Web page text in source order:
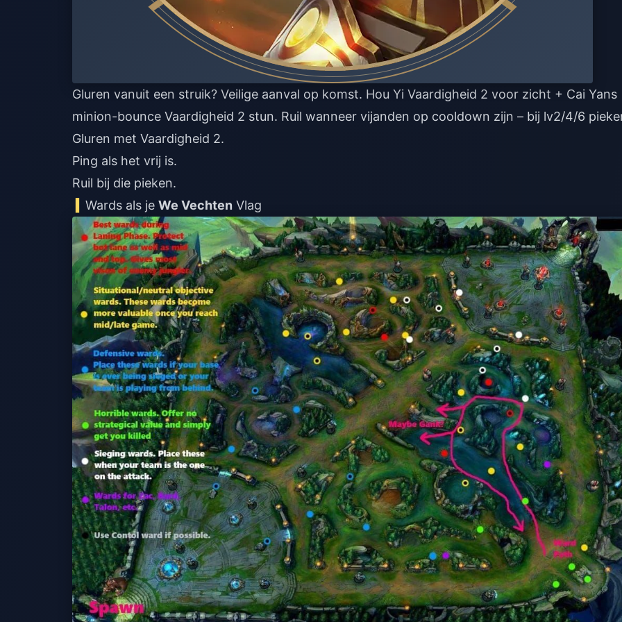
Gluren vanuit een struik? Veilige aanval op komst. Hou Yi Vaardigheid 2 voor zicht + Cai Yans
minion-bounce Vaardigheid 2 stun. Ruil wanneer vijanden op cooldown zijn – bij lv2/4/6
Gluren met Vaardigheid 2.
Ping als het vrij is.
Ruil bij die pieken.
Wards als jeWe Vechten Vlag